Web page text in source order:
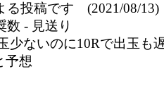
る投稿です (2021/08/13)
数 - 見送り
少ないのに10Rで出玉も
予想